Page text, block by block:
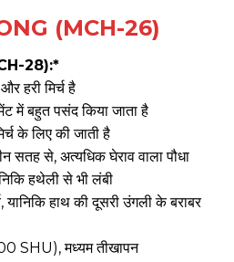
(MCH-26)
28):*
हरी मिर्च है
में बहुत पसंद किया जाता है
के लिए की जाती है
सतह से, अत्यधिक घेराव वाला पौधा
हथेली से भी लंबी
यानिकि हाथ की दूसरी उंगली के बराबर
SHU), मध्यम तीखापन